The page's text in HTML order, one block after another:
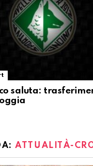
saluta:
ATTUALITÀ-